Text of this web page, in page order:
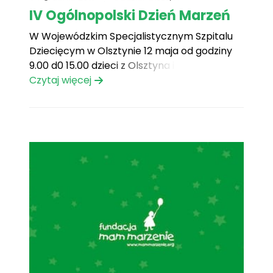
IV Ogólnopolski Dzień Marzeń
W Wojewódzkim Specjalistycznym Szpitalu
Dziecięcym w Olsztynie 12 maja od godziny
9.00 d0 15.00 dzieci z Olsztyna i okolic miały
możliwość profilaktycznego badania w
Czytaj więcej